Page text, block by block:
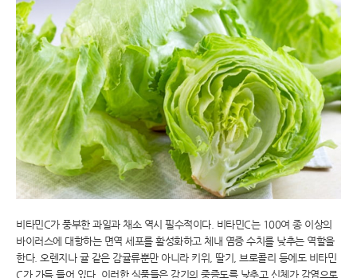
비타민C가 풍부한 과일과 채소 역시 필수적이다. 비타민C는 100여 종 이상의
바이러스에 대항하는 면역 세포를 활성화하고 체내 염증 수치를 낮추는 역할을
한다. 오렌지나 귤 같은 감귤류뿐만 아니라 키위, 딸기, 브로콜리 등에도 비타민
C가 가득 들어 있다. 이러한 식품들은 감기의 중증도를 낮추고 신체가 감염으로